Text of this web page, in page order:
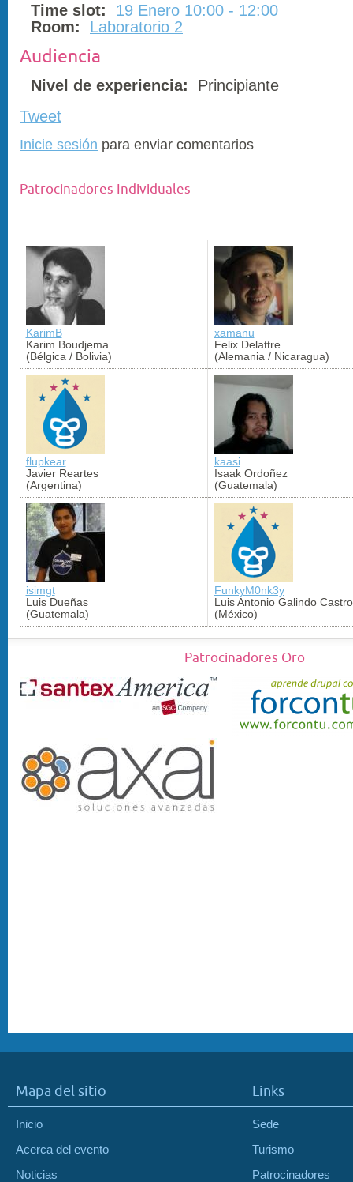
Time slot:
19 Enero 10:00 - 12:00
Room:
Laboratorio 2
Audiencia
Nivel de experiencia:
Principiante
Tweet
Inicie sesión para enviar comentarios
Patrocinadores Individuales
KarimB
Karim Boudjema
(Bélgica / Bolivia)
xamanu
Felix Delattre
(Alemania / Nicaragua)
flupkear
Javier Reartes
(Argentina)
kaasi
Isaak Ordoñez
(Guatemala)
isimgt
Luis Dueñas
(Guatemala)
FunkyM0nk3y
Luis Antonio Galindo Castro
(México)
Patrocinadores Oro
Mapa del sitio
Inicio
Acerca del evento
Noticias
Links
Sede
Turismo
Patrocinadores